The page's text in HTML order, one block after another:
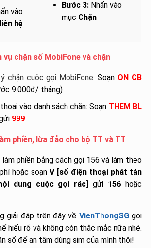
vào
hệ
Bước 3: Nhấn vào
mục Chặn
vụ chặn số MobiFone và chặn
chặn cuộc gọi MobiFone: Soạn ON CB
9.000đ/ tháng)
vào danh sách chặn: Soạn THEM BL
999
phiền, lừa đảo cho bộ TT và TT
phiền bằng cách gọi 156 và làm theo
hoặc soạn V [số điện thoại phát tán
dung cuộc gọi rác]gửi 156 hoặc
giải đáp trên đây về VienThongSGgọi
hiểu rõ và không còn thắc mắc nữa nhé.
số để an tâm dùng sim của mình thôi!